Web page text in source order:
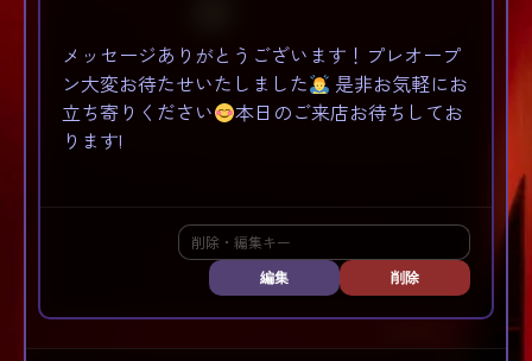
メッセージありがとうございます！プレオープ
ン大変お待たせいたしました
是非お気軽にお
立ち寄りください
本日のご来店お待ちしてお
ります!
編集 削除